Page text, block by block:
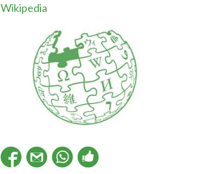
Wikipedia